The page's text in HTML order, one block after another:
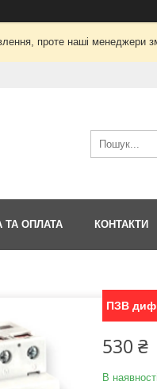
проте наші
ТА ОПЛАТА КОНТАКТИ
ПЗВ диф
530 ₴
В наявності